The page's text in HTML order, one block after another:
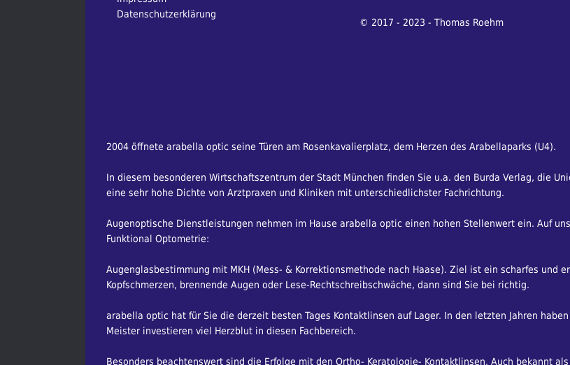
Datenschutzerklärung
© 2017 - 2023 - Thomas Roehm
2004 öffnete arabella optic seine Türen am Rosenkavalierplatz, dem Herzen des Arabellaparks (U4).
In diesem besonderen Wirtschaftszentrum der Stadt München finden Sie u.a. den Burda Verlag, die
eine sehr hohe Dichte von Arztpraxen und Kliniken mit unterschiedlichster Fachrichtung.
Augenoptische Dienstleistungen nehmen im Hause arabella optic einen hohen Stellenwert ein. Auf
Funktional Optometrie:
Augenglasbestimmung mit MKH (Mess- & Korrektionsmethode nach Haase). Ziel ist ein scharfes und
Kopfschmerzen, brennende Augen oder Lese-Rechtschreibschwäche, dann sind Sie bei richtig.
arabella optic hat für Sie die derzeit besten Tages Kontaktlinsen auf Lager. In den letzten Jahren
Meister investieren viel Herzblut in diesen Fachbereich.
Besonders beachtenswert sind die Erfolge mit den Ortho- Keratologie- Kontaktlinsen. Auch bekannt